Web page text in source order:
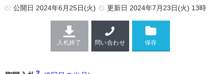
公開日 2024年6月25日(火) 更新日 2024年7月23日(火) 13時
入札終了 問い合わせ